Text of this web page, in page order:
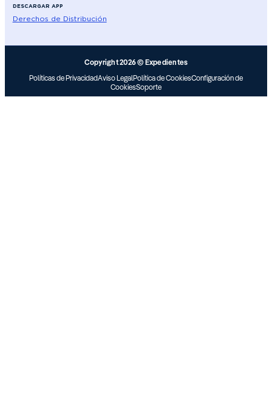
DESCARGAR APP
Derechos de Distribución
Copyright 2026 © Expedientes
Políticas de PrivacidadAviso LegalPolítica de CookiesConfiguración de
CookiesSoporte